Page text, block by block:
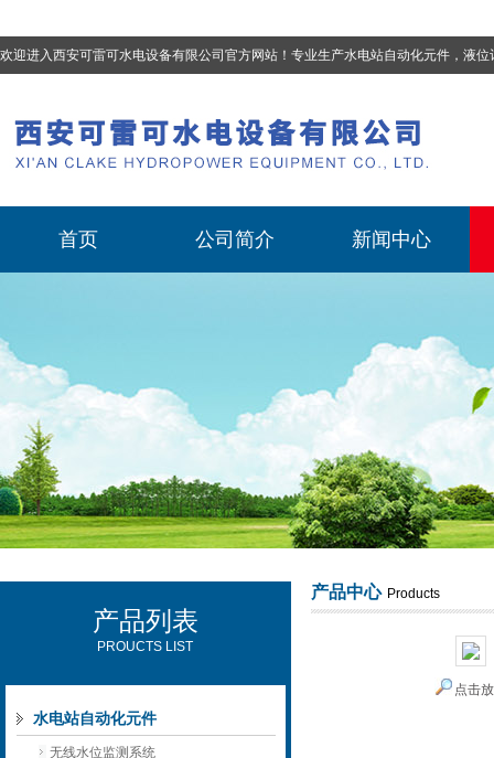
欢迎进入西安可雷可水电设备有限公司官方网站！专业生产水电站自动化元件，液位计、流量计、压力变送器、油混水控制器、温度传感器、电磁阀球阀蝶阀、测速装置、位移
西安可雷可水电设备有限公司
首页 公司简介 新闻中心
产品列表
PROUCTS LIST
水电站自动化元件
无线水位监测系统
产品中心 Products
点击